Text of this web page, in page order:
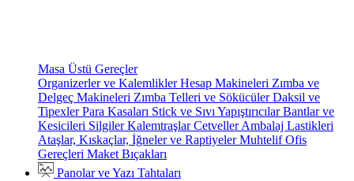
Masa Üstü Gereçler
Organizerler ve KalemliklerHesap Makineleri Zımba ve
Delgeç Makineleri Zımba Telleri ve SökücülerDaksil ve
TipexlerPara Kasaları Stick ve Sıvı YapıştırıcılarBantlar ve
Kesicileri SilgilerKalemtraşlarCetvellerAmbalaj Lastikleri
Ataşlar, Kıskaçlar, İğneler ve RaptiyelerMuhtelif Ofis
Gereçleri Maket Bıçakları
Panolar ve Yazı Tahtaları